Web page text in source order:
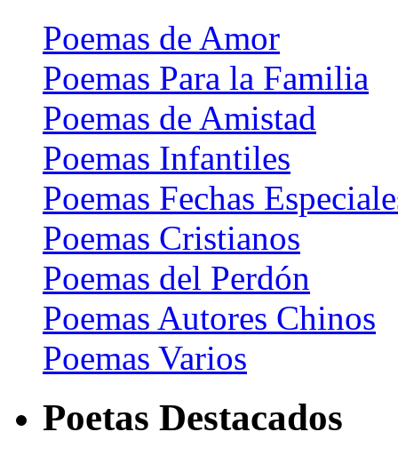
Poemas de Amor
Poemas Para la Familia
Poemas de Amistad
Poemas Infantiles
Poemas Fechas
Poemas Cristianos
Poemas del Perdón
Poemas Autores Chinos
Poemas Varios
Poetas Destacados